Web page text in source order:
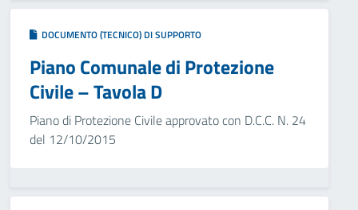
DOCUMENTO (TECNICO) DI SUPPORTO
Piano Comunale di Protezione
Civile – Tavola D
Piano di Protezione Civile approvato con D.C.C. N. 24
del 12/10/2015